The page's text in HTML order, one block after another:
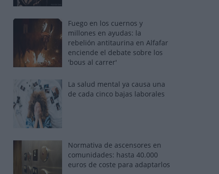
Fuego en los cuernos y
millones en ayudas: la
rebelión antitaurina en Alfafar
enciende el debate sobre los
'bous al carrer'
La salud mental ya causa una
de cada cinco bajas laborales
Normativa de ascensores en
comunidades: hasta 40.000
euros de coste para adaptarlos